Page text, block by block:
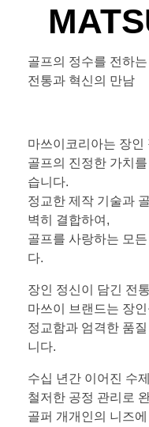
골프의 정수를 전하
전통과 혁신의 만남
마쓰이코리아는 장인
골프의 진정한 가치
습니다.
정교한 제작 기술과
벽히 결합하여,
골프를 사랑하는 모
다.
장인 정신이 담긴 전통
마쓰이 브랜드는 장
정교함과 엄격한 품
니다.
수십 년간 이어진 수
철저한 공정 관리로
골퍼 개개인의 니즈